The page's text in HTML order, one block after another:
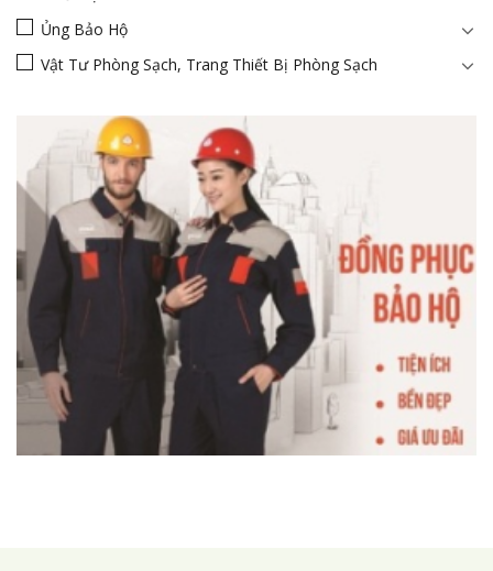
Ủng Bảo Hộ
Vật Tư Phòng Sạch, Trang Thiết Bị Phòng Sạch